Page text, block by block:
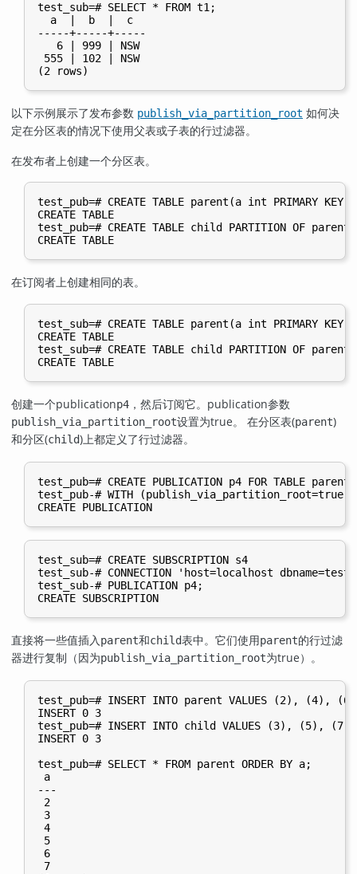
test_sub=# SELECT * FROM t1;
  a  |  b  |  c
-----+-----+-----
   6 | 999 | NSW
555 | 102 | NSW
以下示例展示了发布参数 publish_via_partition_root 如何决
定在分区表的情况下使用父表或子表的行过滤器。
在发布者上创建一个分区表。
test_pub=# CREATE TABLE parent(a int PRIMARY KEY)
CREATE TABLE
test_pub=# CREATE TABLE child PARTITION OF parent
在订阅者上创建相同的表。
test_sub=# CREATE TABLE parent(a int PRIMARY KEY)
CREATE TABLE
test_sub=# CREATE TABLE child PARTITION OF parent
创建一个publicationp4 ，然后订阅它。publication参数
publish_via_partition_root设置为true。 在分区表(parent)
和分区(child)上都定义了行过滤器。
test_pub=# CREATE PUBLICATION p4 FOR TABLE
test_pub-# WITH (publish_via_partition_root=true);
test_sub=# CREATE SUBSCRIPTION s4
test_sub-# CONNECTION 'host=localhost
test_sub-# PUBLICATION p4;
直接将一些值插入parent和child表中。它们使用parent的行过滤
器进行复制（因为publish_via_partition_root为true）。
test_pub=# INSERT INTO parent VALUES (2), (4),
INSERT 0 3
test_pub=# INSERT INTO child VALUES (3), (5), (7);
INSERT 0 3
test_pub=# SELECT * FROM parent ORDER BY a;
a
---
2
3
4
5
6
7